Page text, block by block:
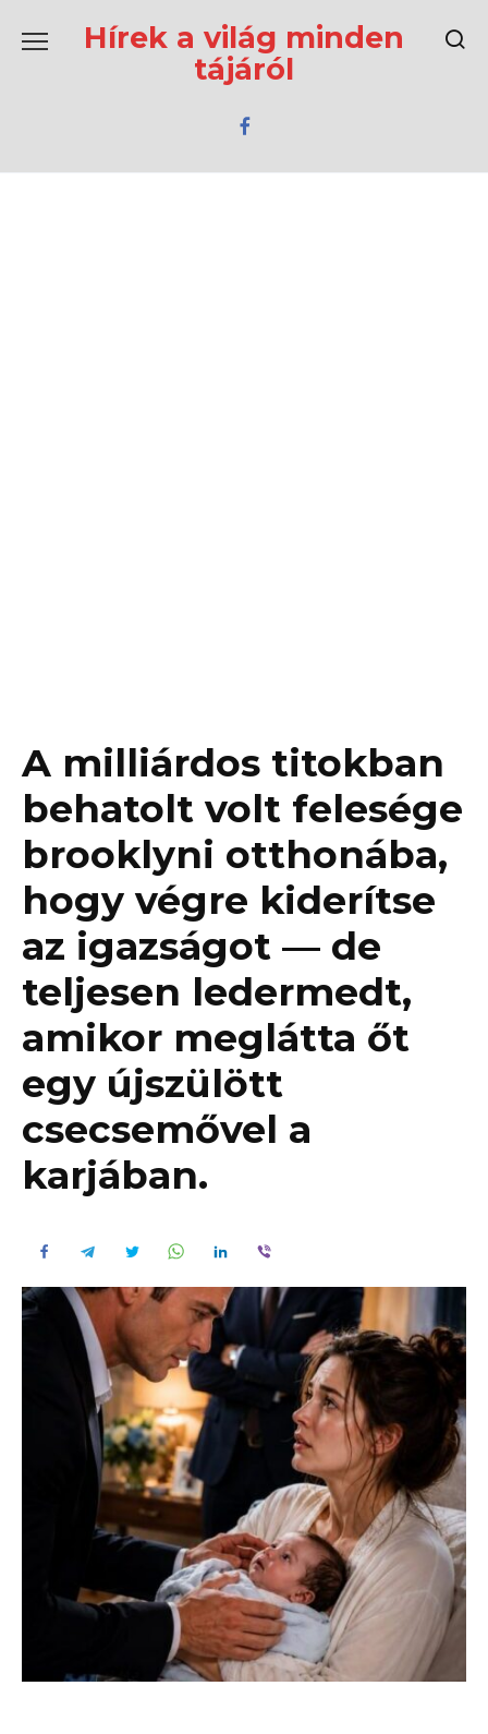
содержаниюHírek a világ minden
tájáról
A milliárdos titokban
behatolt volt felesége
brooklyni otthonába,
hogy végre kiderítse
az igazságot — de
teljesen ledermedt,
amikor meglátta őt
egy újszülött
csecsemővel a
karjában.